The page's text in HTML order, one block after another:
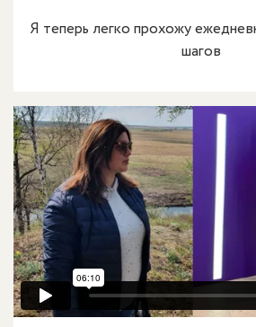
Я теперь легко прохожу
шагов